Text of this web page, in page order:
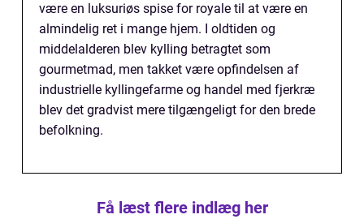
være en luksuriøs spise for royale til at være en
almindelig ret i mange hjem. I oldtiden og
middelalderen blev kylling betragtet som
gourmetmad, men takket være opfindelsen af
industrielle kyllingefarme og handel med fjerkræ
blev det gradvist mere tilgængeligt for den brede
befolkning.
Få læst flere indlæg her